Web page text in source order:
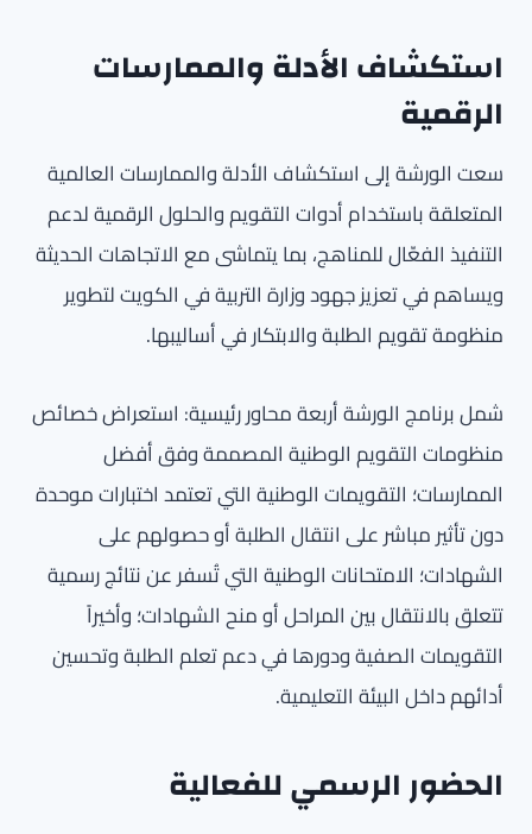
استكشاف الأدلة والممارسات
الرقمية
سعت الورشة إلى استكشاف الأدلة والممارسات العالمية
المتعلقة باستخدام أدوات التقويم والحلول الرقمية لدعم
التنفيذ الفعّال للمناهج، بما يتماشى مع الاتجاهات الحديثة
ويساهم في تعزيز جهود وزارة التربية في الكويت لتطوير
منظومة تقويم الطلبة والابتكار في أساليبها.
شمل برنامج الورشة أربعة محاور رئيسية: استعراض خصائص
منظومات التقويم الوطنية المصممة وفق أفضل
الممارسات؛ التقويمات الوطنية التي تعتمد اختبارات موحدة
دون تأثير مباشر على انتقال الطلبة أو حصولهم على
الشهادات؛ الامتحانات الوطنية التي تُسفر عن نتائج رسمية
تتعلق بالانتقال بين المراحل أو منح الشهادات؛ وأخيراً
التقويمات الصفية ودورها في دعم تعلم الطلبة وتحسين
أدائهم داخل البيئة التعليمية.
الحضور الرسمي للفعالية